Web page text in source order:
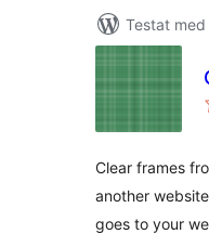
Testat
Clear frames
another
goes to your